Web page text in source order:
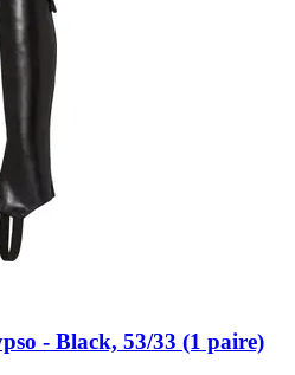
-​ Black, 53/33 (1 paire)